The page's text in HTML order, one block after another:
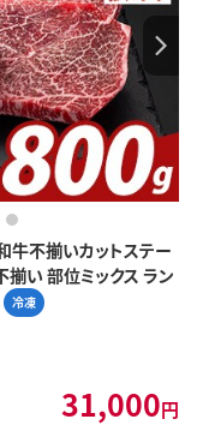
不揃いカットステー
揃い 部位ミックス ラン
冷凍
6
31,000円